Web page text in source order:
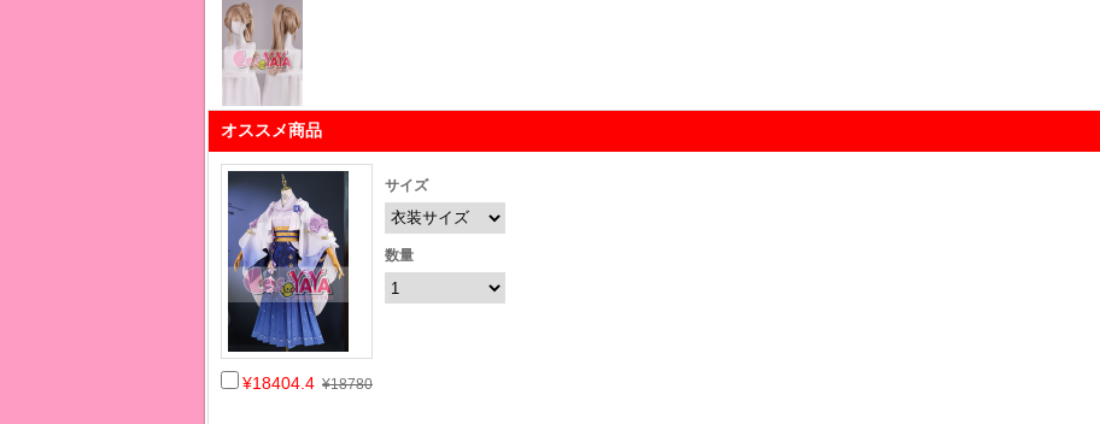
オススメ商品
¥18404.4 ¥18780
サイズ
数量